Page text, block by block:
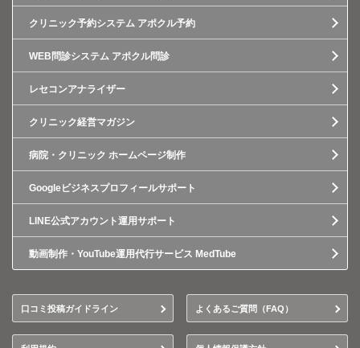
クリニック予約システム アポクル予約
WEB問診システム アポクル問診
レセコンアナライザー
クリニック経営マガジン
病院・クリニック ホームページ制作
Googleビジネスプロフィールサポート
LINE公式アカウント運用サポート
動画制作・YouTube運用代行サービス MedTube
口コミ投稿ガイドライン よくあるご質問（FAQ）